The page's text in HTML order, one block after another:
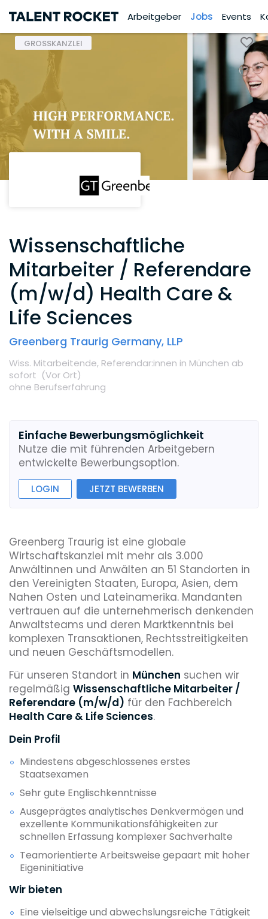
Arbeitgeber Jobs Events
GROSSKANZLEI
Wissenschaftliche
Mitarbeiter / Referendare
(m/w/d) Health Care &
Life Sciences
Greenberg Traurig Germany, LLP
Wiss. Mitarbeitende, Referendar:innen in München ab
sofort (Vor Ort)
ohne Berufserfahrung
Einfache Bewerbungsmöglichkeit
Nutze die mit führenden Arbeitgebern
entwickelte Bewerbungsoption.
LOGIN JETZT BEWERBEN
Greenberg Traurig ist eine globale
Wirtschaftskanzlei mit mehr als 3.000
Anwältinnen und Anwälten an 51 Standorten in
den Vereinigten Staaten, Europa, Asien, dem
Nahen Osten und Lateinamerika. Mandanten
vertrauen auf die unternehmerisch denkenden
Anwaltsteams und deren Marktkenntnis bei
komplexen Transaktionen, Rechtsstreitigkeiten
und neuen Geschäftsmodellen.
Für unseren Standort in München suchen wir
regelmäßig Wissenschaftliche Mitarbeiter /
Referendare (m/w/d) für den Fachbereich
Health Care & Life Sciences.
Dein Profil
Mindestens abgeschlossenes erstes
Staatsexamen
Sehr gute Englischkenntnisse
Ausgeprägtes analytisches Denkvermögen und
exzellente Kommunikationsfähigkeiten zur
schnellen Erfassung komplexer Sachverhalte
Teamorientierte Arbeitsweise gepaart mit hoher
Eigeninitiative
Wir bieten
Eine vielseitige und abwechslungsreiche Tätigkeit